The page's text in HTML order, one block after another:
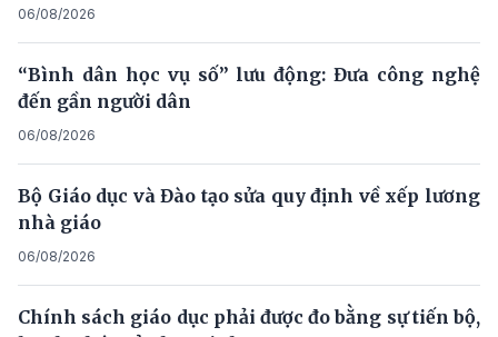
06/08/2026
“Bình dân học vụ số” lưu động: Đưa công nghệ
đến gần người dân
06/08/2026
Bộ Giáo dục và Đào tạo sửa quy định về xếp lương
nhà giáo
06/08/2026
Chính sách giáo dục phải được đo bằng sự tiến bộ,